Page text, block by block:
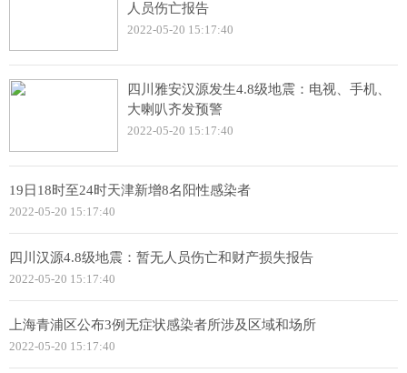
人员伤亡报告
2022-05-20 15:17:40
四川雅安汉源发生4.8级地震：电视、手机、
大喇叭齐发预警
2022-05-20 15:17:40
19日18时至24时天津新增8名阳性感染者
2022-05-20 15:17:40
四川汉源4.8级地震：暂无人员伤亡和财产损失报告
2022-05-20 15:17:40
上海青浦区公布3例无症状感染者所涉及区域和场所
2022-05-20 15:17:40